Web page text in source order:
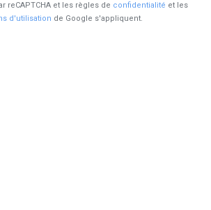
reCAPTCHA et les règles de confidentialité et les
d'utilisation de Google s'appliquent.